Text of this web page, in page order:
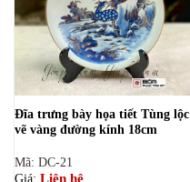
Đĩa trưng bày họa tiết Tùng lộc
vẽ vàng đường kính 18cm
Mã: DC-21
Giá: Liên hệ